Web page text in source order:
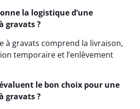
la logistique d’une
gravats ?
à gravats comprend la livraison,
temporaire et l’enlèvement
le bon choix pour une
gravats ?